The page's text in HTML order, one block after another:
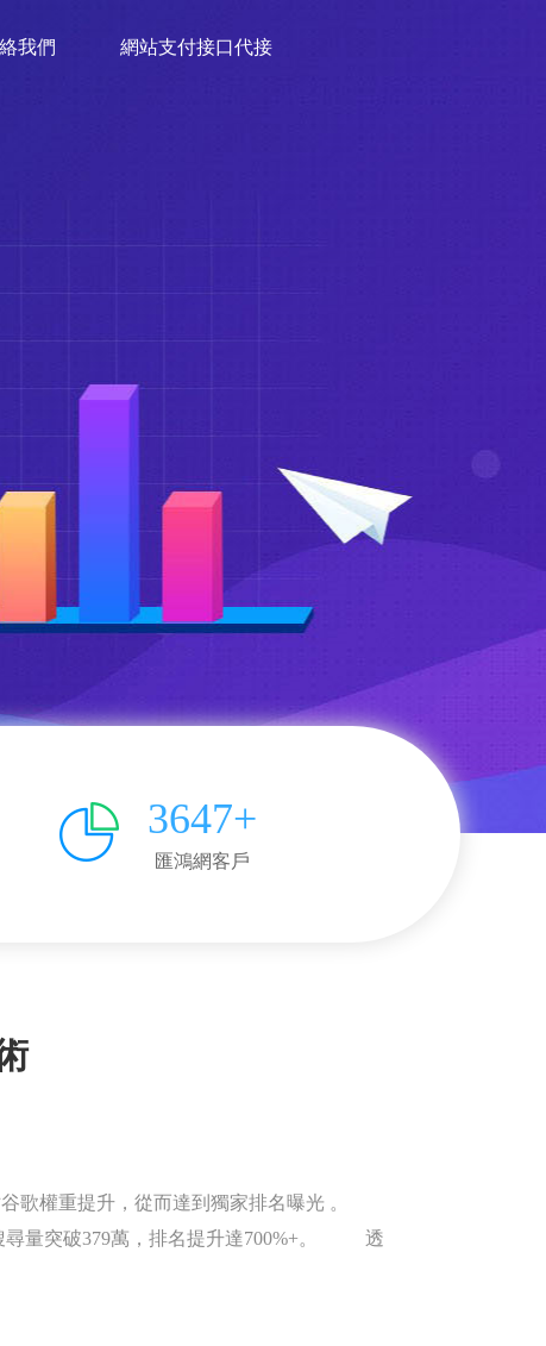
我們 網站支付接口代接
3647+
匯鴻網客戶
歌權重提升，從而達到獨家排名曝光 。
搜尋量突破379萬，排名提升達700%+。 透